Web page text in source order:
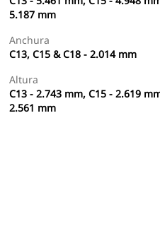
5.187 mm
Anchura
C13, C15 & C18 - 2.014 mm
Altura
C13 - 2.743 mm, C15 - 2.619
2.561 mm